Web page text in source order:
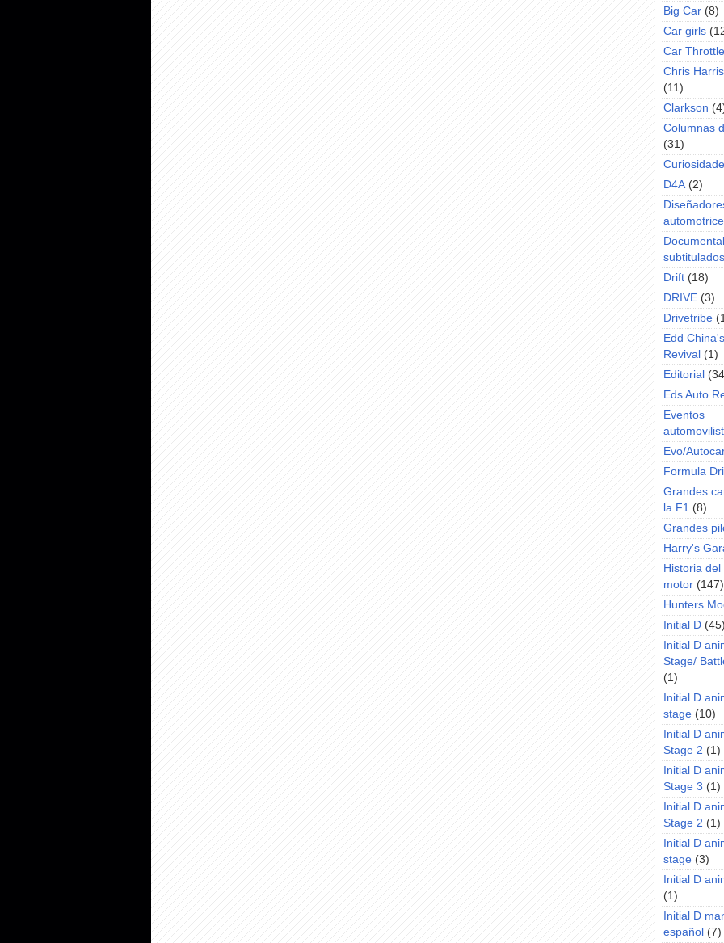
Big Car (8)
Car girls
Car Throttle
Chris
(11)
Clarkson
Columnas
(31)
D4A (2)
subtitulados
Drift (18)
DRIVE (3)
Drivetribe
Edd
Revival (1)
Editorial
Eds Auto
Eventos
Evo/
Formula
Grandes
la F1 (8)
Grandes
Harry's
Historia
motor (147)
Hunters
Initial D
Initial D
Stage/
(1)
Initial D
stage (10)
Initial D
Stage 2 (1)
Initial D
Stage 3 (1)
Initial D
Stage 2 (1)
Initial D
stage (3)
Initial D
(1)
Initial D
español (7)